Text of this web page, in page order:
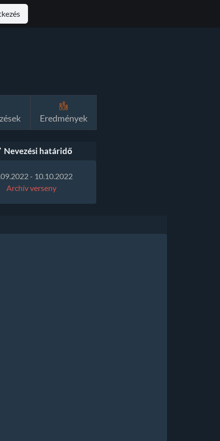
Eredmények
Nevezési határidő
- 10.10.2022
Archív verseny